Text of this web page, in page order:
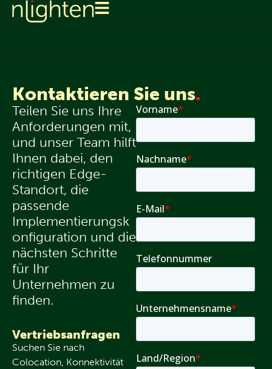
Kontaktieren Sie uns.
Teilen Sie uns Ihre
Anforderungen mit,
und unser Team hilft
Ihnen dabei, den
richtigen Edge-
Standort, die
passende
Implementierungsk
onfiguration und die
nächsten Schritte
für Ihr
Unternehmen zu
finden.
Vertriebsanfragen
Suchen Sie nach
Colocation, Konnektivität